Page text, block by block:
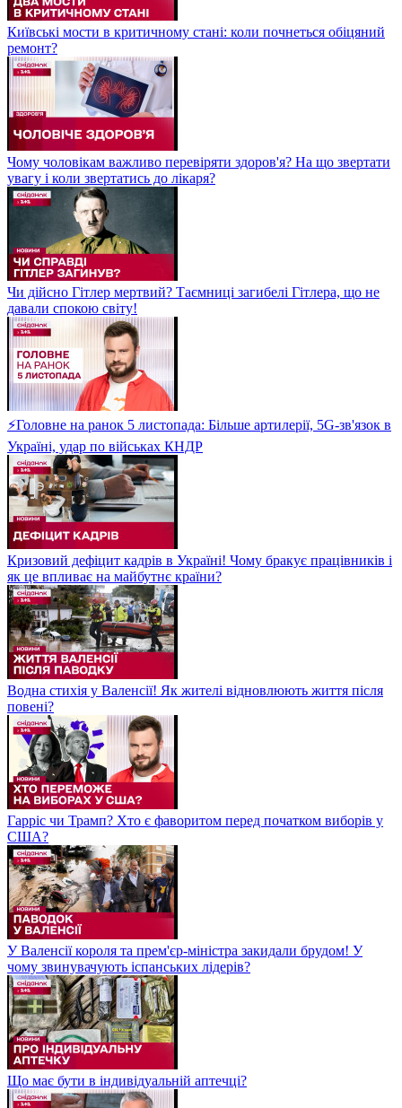
Київські мости в критичному стані: коли почнеться обіцяний
ремонт?
Чому чоловікам важливо перевіряти здоров'я? На що звертати
увагу і коли звертатись до лікаря?
Чи дійсно Гітлер мертвий? Таємниці загибелі Гітлера, що не
давали спокою світу!
⚡Головне на ранок 5 листопада: Більше артилерії, 5G-зв'язок в
Україні, удар по військах КНДР
Кризовий дефіцит кадрів в Україні! Чому бракує працівників і
як це впливає на майбутнє країни?
Водна стихія у Валенсії! Як жителі відновлюють життя після
повені?
Гарріс чи Трамп? Хто є фаворитом перед початком виборів у
США?
У Валенсії короля та прем'єр-міністра закидали брудом! У
чому звинувачують іспанських лідерів?
Що має бути в індивідуальній аптечці?